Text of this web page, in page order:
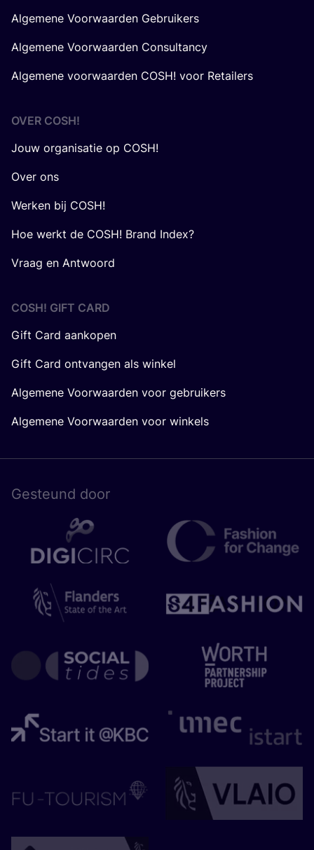
Algemene Voorwaarden Gebruikers
Algemene Voorwaarden Consultancy
Algemene voorwaarden COSH! voor Retailers
OVER COSH!
Jouw organisatie op COSH!
Over ons
Werken bij COSH!
Hoe werkt de COSH! Brand Index?
Vraag en Antwoord
COSH! GIFT CARD
Gift Card aankopen
Gift Card ontvangen als winkel
Algemene Voorwaarden voor gebruikers
Algemene Voorwaarden voor winkels
Gesteund door